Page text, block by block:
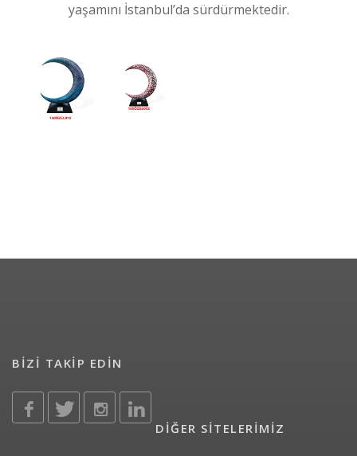
yaşamını İstanbul’da sürdürmektedir.
BİZİ TAKİP EDİN
DİĞER SİTELERİMİZ